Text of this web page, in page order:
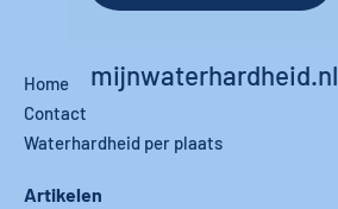
mijnwaterhardheid.nl
Home
Contact
Waterhardheid per plaats
Artikelen